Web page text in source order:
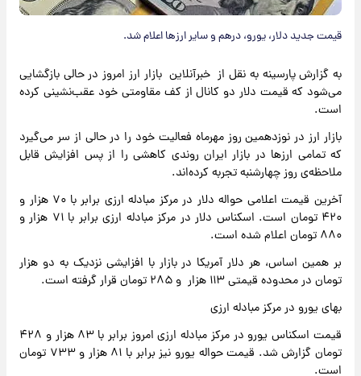
قیمت جدید دلار، یورو، درهم و سایر ارزها اعلام شد.
به گزارش پارسینه به نقل از خبرآنلاین بازار ارز امروز در حالی بازگشایی
می‌شود که قیمت دلار دو کانال از کف مقاومتی خود عقب‌نشینی کرده
است.
بازار ارز در نوزدهمین روز مهرماه فعالیت خود را در حالی از سر می‌گیرد
که تمامی ارزها در بازار ایران روندی کاهشی را از پس افزایش قابل
ملاحظه‌ی روز چهارشنبه تجربه کرده‌اند.
آخرین قیمت اعلامی حواله دلار در مرکز مبادله ارزی برابر با ۷۰ هزار و
۴۲۰ تومان است. اسکناس دلار در مرکز مبادله ارزی برابر با ۷۱ هزار و
۸۸۰ تومان اعلام شده است.
بر همین اساس، هر دلار آمریکا در بازار با افزایشی نزدیک به دو هزار
تومان در محدوده قیمتی ۱۱۳ هزار و ۲۸۵ تومان قرار گرفته است.
بهای یورو در مرکز مبادله ارزی
قیمت اسکناس یورو در مرکز مبادله ارزی امروز برابر با ۸۳ هزار و ۴۲۸
تومان گزارش شد. قیمت حواله یورو نیز برابر با ۸۱ هزار و ۷۳۳ تومان
است.